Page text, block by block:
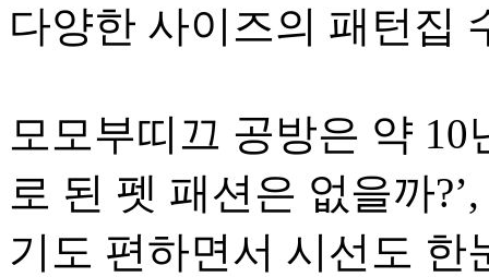
다양한 사이즈의 패턴집
모모부띠끄 공방은 약 10
로 된 펫 패션은 없을까
기도 편하면서 시선도 한